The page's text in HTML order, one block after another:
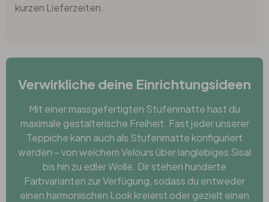
kurzen Lieferzeiten.
Verwirkliche deine Einrichtungsideen
Mit einer massgefertigten Stufenmatte hast du
maximale gestalterische Freiheit. Fast jeder unserer
Teppiche kann auch als Stufenmatte konfiguriert
werden – von weichem Velours über langlebiges Sisal
bis hin zu edler Wolle. Dir stehen hunderte
Farbvarianten zur Verfügung, sodass du entweder
einen harmonischen Look kreierst oder gezielt einen